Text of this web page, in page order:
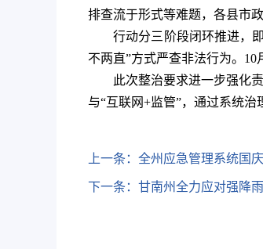
排查流于形式等难题，各县市
行动分三阶段闭环推进，
不两直”方式严查非法行为。10
此次整治要求进一步强化
与“互联网+监管”，通过系统
上一条： 全州应急管理系统国
下一条： 甘南州全力应对强降